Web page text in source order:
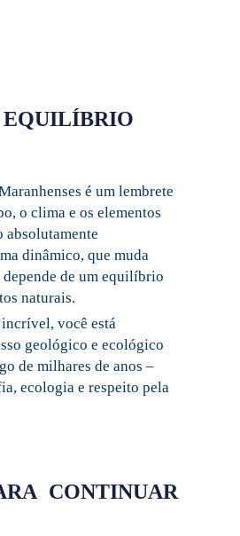
EQUILÍBRIO
é um lembrete
o clima e os elementos
absolutamente
dinâmico, que muda
depende de um equilíbrio
naturais.
você está
geológico e ecológico
de milhares de anos –
ecologia e respeito pela
CONTINUAR